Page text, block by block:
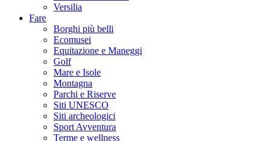
Versilia
Fare
Borghi più belli
Ecomusei
Equitazione e Maneggi
Golf
Mare e Isole
Montagna
Parchi e Riserve
Siti UNESCO
Siti archeologici
Sport Avventura
Terme e wellness